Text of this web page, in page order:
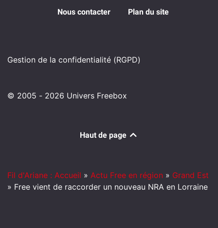
Nous contacter Plan du site
Gestion de la confidentialité (RGPD)
© 2005 - 2026 Univers Freebox
Haut de page
Fil d'Ariane : Accueil » Actu Free en région » Grand Est
» Free vient de raccorder un nouveau NRA en Lorraine